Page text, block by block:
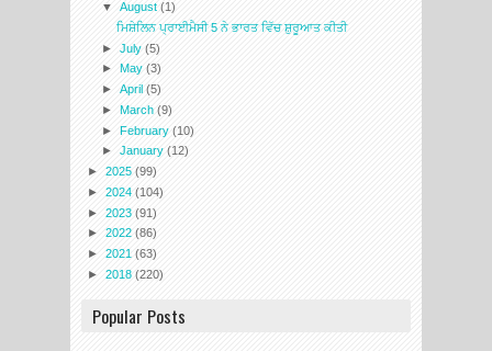
▼August(1)
ਮਿਸ਼ੇਲਿਨ ਪ੍ਰਾਈਮੈਸੀ 5 ਨੇ ਭਾਰਤ ਵਿੱਚ ਸ਼ੁਰੂਆਤ ਕੀਤੀ
►July(5)
► May(3)
►April(5)
► March(9)
►February(10)
►January(12)
► 2025 (99)
► 2024 (104)
► 2023 (91)
► 2022 (86)
► 2021 (63)
► 2018 (220)
Popular Posts